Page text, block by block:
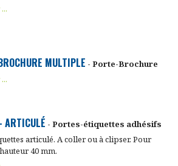
MULTIPLE - Porte-Brochure
ARTICULÉ - Portes-étiquettes adhésifs
articulé. A coller ou à clipser. Pour
40 mm.